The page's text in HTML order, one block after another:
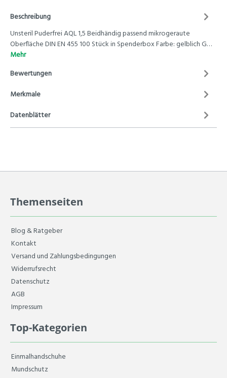
Beschreibung
Unsteril Puderfrei AQL 1,5 Beidhändig passend mikrogeraute
Oberfläche DIN EN 455 100 Stück in Spenderbox Farbe: gelblich G…
Mehr
Bewertungen
Merkmale
Datenblätter
Themenseiten
Blog & Ratgeber
Kontakt
Versand und Zahlungsbedingungen
Widerrufsrecht
Datenschutz
AGB
Impressum
Top-Kategorien
Einmalhandschuhe
Mundschutz